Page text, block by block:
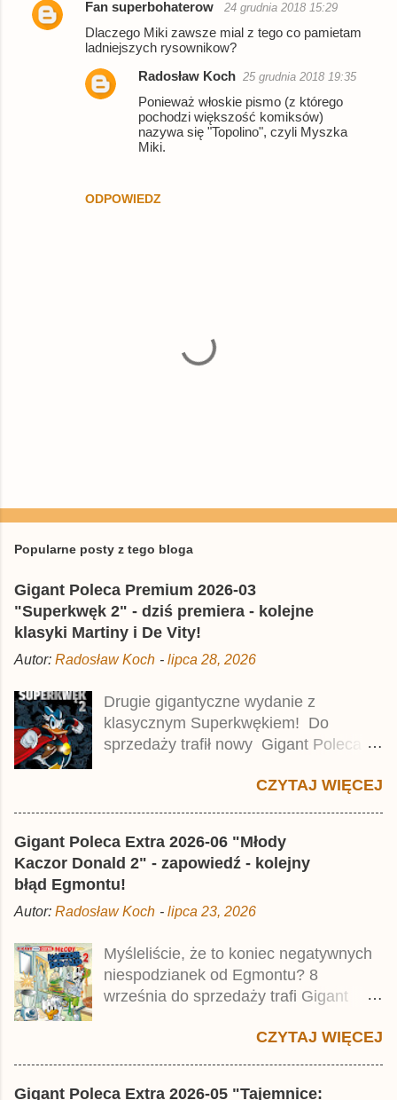
Fan superbohaterow 24 grudnia 2018 15:29
Dlaczego Miki zawsze mial z tego co pamietam
ladniejszych rysownikow?
ODPOWIEDZ
Radosław Koch 25 grudnia 2018 19:35
Ponieważ włoskie pismo (z którego
pochodzi większość komiksów)
nazywa się "Topolino", czyli Myszka
Miki.
e
i
j
o
m
e
t
a
r
z
Popularne posty z tego bloga
Gigant Poleca Premium 2026-03
"Superkwęk 2" - dziś premiera - kolejne
klasyki Martiny i De Vity!
Autor: Radosław Koch - lipca 28, 2026
Drugie gigantyczne wydanie z
klasycznym Superkwękiem! Do
sprzedaży trafił nowy Gigant Poleca
Jest to kolejny 624-stronicowy tom z
najstarszymi historiami o kaczym
wynosi 49,99 zł i zamówicie go także z
rabatem na Egmont.pl . Za przekład
odpowiadał Jacek Drewnowski.
Publikacja jest przedrukiem drugiego
Taschenbuch Phantomias Collection ,
który trafił do sprzedaży pod koniec
2025 roku.
CZYTAJ WIĘCEJ
Gigant Poleca Extra 2026-06 "Młody
Kaczor Donald 2" - zapowiedź - kolejny
błąd Egmontu!
Autor: Radosław Koch - lipca 23, 2026
Myśleliście, że to koniec negatywnych
niespodzianek od Egmontu? 8
września do sprzedaży trafi Gigant
Jednak wbrew temu, na co wskazuje
nazwa tomu, nie będzie to przedruk
CZYTAJ WIĘCEJ
Gigant Poleca Extra 2026-05 "Tajemnice: